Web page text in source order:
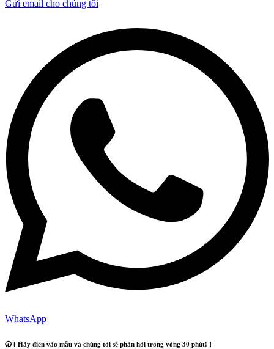
Gửi email cho chúng tôi
WhatsApp
🕢 [ Hãy điền vào mẫu và chúng tôi sẽ phản hồi trong vòng 30 phút! ]